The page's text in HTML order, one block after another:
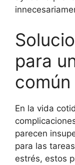
para
común
En la vida
parecen
para las
estrés, estos